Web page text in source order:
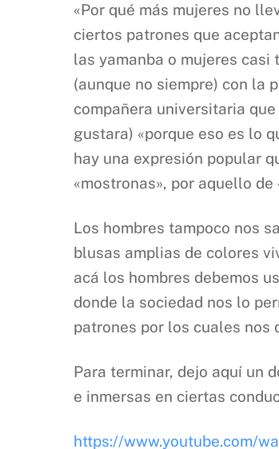
«Por qué más mujeres no
ciertos patrones que
las yamanba o mujeres
(aunque no siempre) con la
compañera universitaria
gustara) «porque eso es lo
hay una expresión popular
«mostronas», por aquello
Los hombres tampoco nos
blusas amplias de colores
acá los hombres debemos
donde la sociedad nos lo
patrones por los cuales nos
Para terminar, dejo aquí un
e inmersas en ciertas
https://www.youtube.com/